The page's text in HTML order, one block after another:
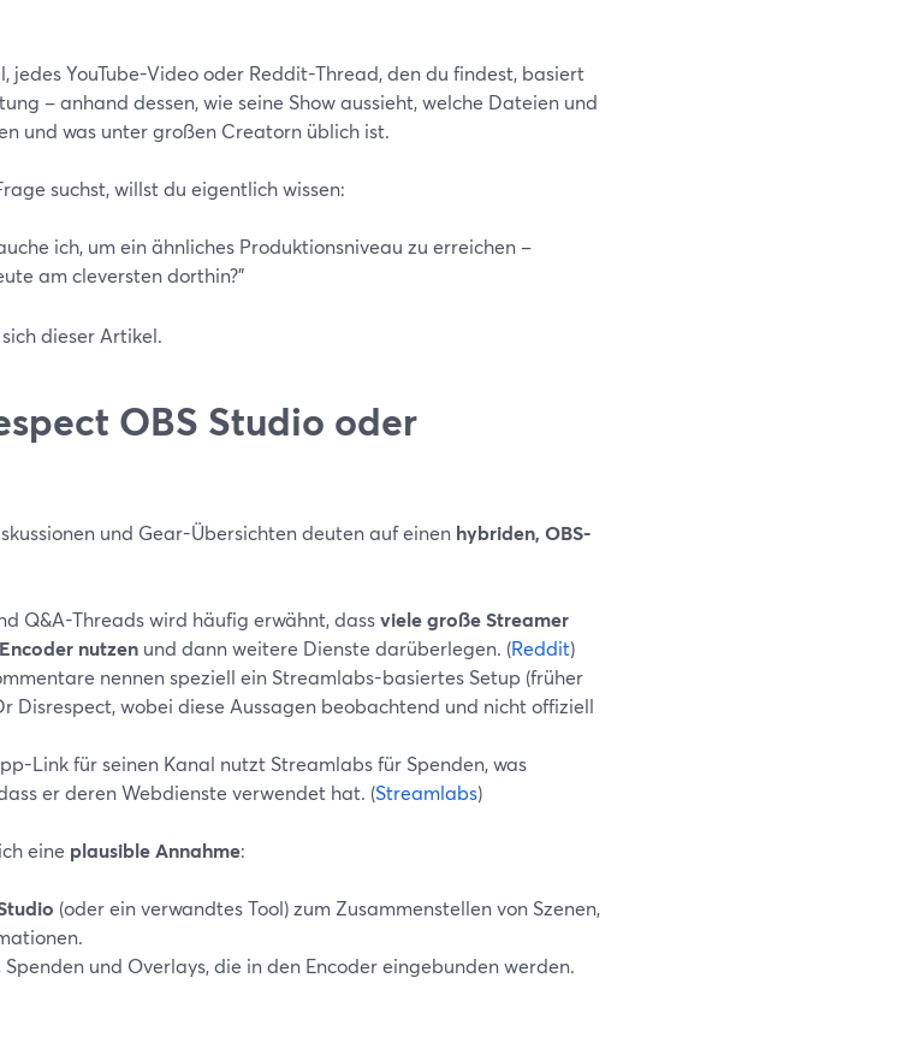
jedes YouTube-Video oder Reddit-Thread, den du findest, basiert
– anhand dessen, wie seine Show aussieht, welche Dateien und
und was unter großen Creatorn üblich ist.
suchst, willst du eigentlich wissen:
ich, um ein ähnliches Produktionsniveau zu erreichen –
am cleversten dorthin?"
dieser Artikel.
OBS Studio oder
und Gear-Übersichten deuten auf einen hybriden, OBS-
Q&A-Threads wird häufig erwähnt, dassviele große Streamer
nutzen und dann weitere Dienste darüberlegen. (Reddit)
nennen speziell ein Streamlabs-basiertes Setup (früher
Disrespect, wobei diese Aussagen beobachtend und nicht offiziell
Link für seinen Kanal nutzt Streamlabs für Spenden, was
er deren Webdienste verwendet hat. (Streamlabs)
eine plausible Annahme:
(oder ein verwandtes Tool) zum Zusammenstellen von Szenen,
Spenden und Overlays, die in den Encoder eingebunden werden.